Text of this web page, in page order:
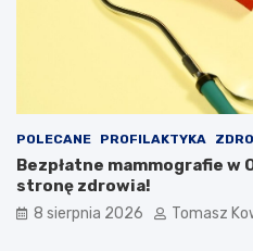
POLECANE PROFILAKTYKA
Bezpłatne mammografie w
stronę zdrowia!
8 sierpnia 2026 Tomasz